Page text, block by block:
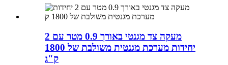
מעקה צד מגנטי באורך 0.9 מטר עם 2
יחידות מערכת מגנטית משולבת של 1800
ק"ג